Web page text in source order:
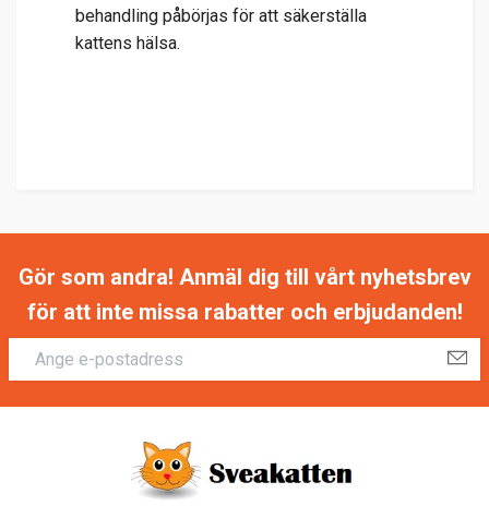
behandling påbörjas för att säkerställa
kattens hälsa.
Gör som andra! Anmäl dig till vårt nyhetsbrev
för att inte missa rabatter och erbjudanden!